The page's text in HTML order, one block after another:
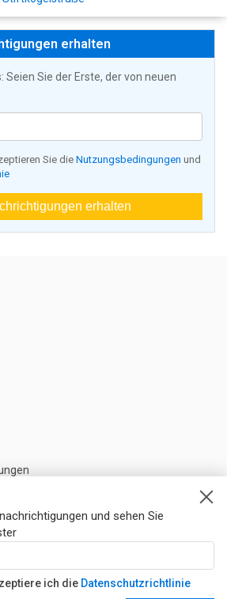
erhalten
Seien Sie der Erste, der von neuen
Sie die Nutzungsbedingungen und
erhalten
und sehen Sie
ich die Datenschutzrichtlinie